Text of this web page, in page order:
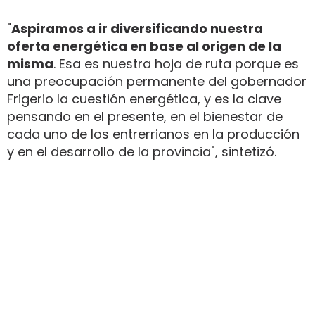
"Aspiramos a ir diversificando nuestra
oferta energética en base al origen de la
misma. Esa es nuestra hoja de ruta porque es
una preocupación permanente del gobernador
Frigerio la cuestión energética, y es la clave
pensando en el presente, en el bienestar de
cada uno de los entrerrianos en la producción
y en el desarrollo de la provincia", sintetizó.